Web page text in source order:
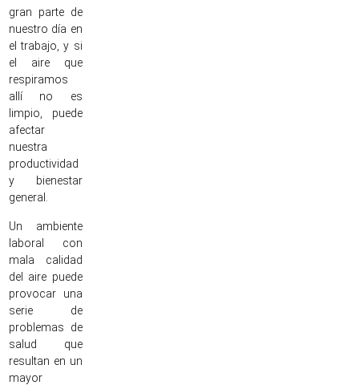
gran parte de
nuestro día en
el trabajo, y si
el aire que
respiramos
allí no es
limpio, puede
afectar
nuestra
productividad
y bienestar
general.
Un ambiente
laboral con
mala calidad
del aire puede
provocar una
serie de
problemas de
salud que
resultan en un
mayor